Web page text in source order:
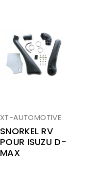
XT-AUTOMOTIVE
SNORKEL RV
POUR ISUZU D-
MAX